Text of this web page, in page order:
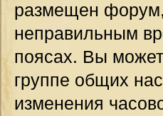
размещен форум,
неправильным
поясах. Вы
группе общих
изменения